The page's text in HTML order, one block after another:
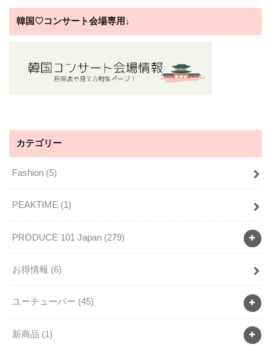
韓国♡コンサート会場専用↓
カテゴリー
Fashion (5)
PEAKTIME (1)
PRODUCE 101 Japan (279)
お得情報 (6)
ユーチューバー (45)
新商品 (1)